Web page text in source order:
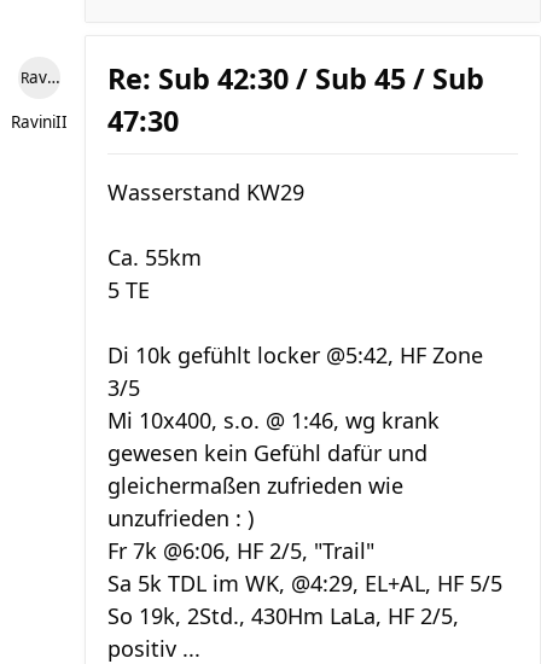
RaviniII
RaviniII
Re: Sub 42:30 / Sub 45 / Sub
47:30
Wasserstand KW29
Ca. 55km
5 TE
Di 10k gefühlt locker @5:42, HF Zone
3/5
Mi 10x400, s.o. @ 1:46, wg krank
gewesen kein Gefühl dafür und
gleichermaßen zufrieden wie
unzufrieden : )
Fr 7k @6:06, HF 2/5, "Trail"
Sa 5k TDL im WK, @4:29, EL+AL, HF 5/5
So 19k, 2Std., 430Hm LaLa, HF 2/5,
positiv ...